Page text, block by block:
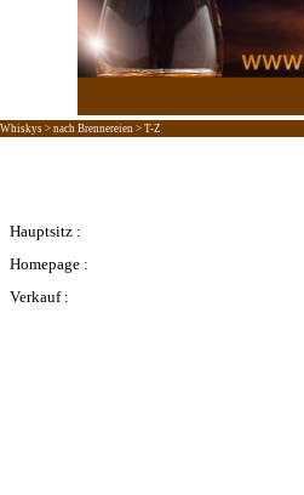
Direkt zum Seiteninhalt
Whiskys > nach Brennereien > T-Z
Hauptsitz :
Homepage :
Verkauf :